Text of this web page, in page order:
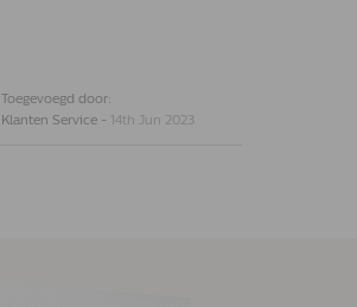
Toegevoegd door:
Klanten Service - 14th Jun 2023